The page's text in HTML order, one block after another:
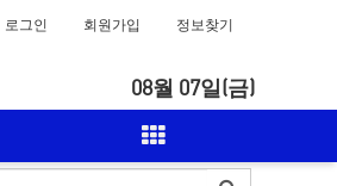
로그인 회원가입 정보찾기
08월 07일(금)